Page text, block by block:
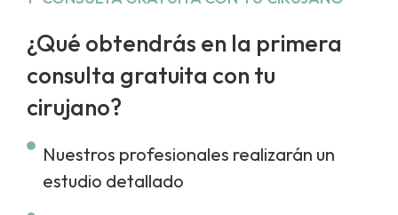
¿Qué obtendrás en la primera
consulta gratuita con tu
cirujano?
Nuestros profesionales realizarán un
estudio detallado